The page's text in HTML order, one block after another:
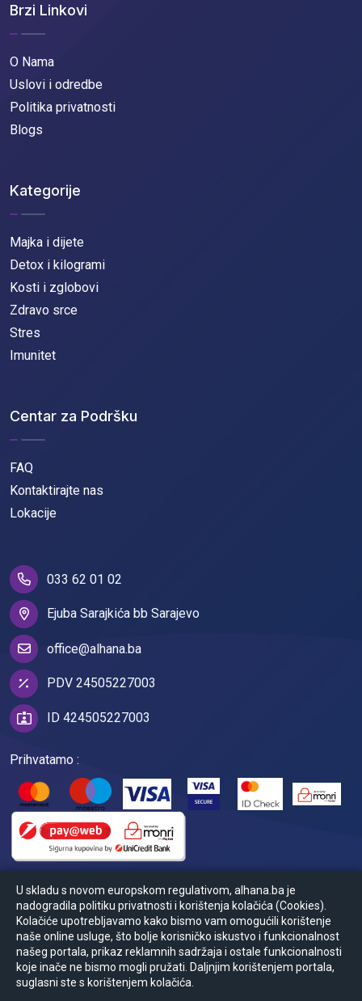
Brzi Linkovi
O Nama
Uslovi i odredbe
Politika privatnosti
Blogs
Kategorije
Majka i dijete
Detox i kilogrami
Kosti i zglobovi
Zdravo srce
Stres
Imunitet
Centar za Podršku
FAQ
Kontaktirajte nas
Lokacije
033 62 01 02
Ejuba Sarajkića bb Sarajevo
office@alhana.ba
PDV 24505227003
ID 424505227003
Prihvatamo :
© Powered by2026 Ansoft
U skladu s novom europskom regulativom, alhana.ba je
nadogradila politiku privatnosti i korištenja kolačića (Cookies).
Kolačiće upotrebljavamo kako bismo vam omogućili korištenje
naše online usluge, što bolje korisničko iskustvo i funkcionalnost
našeg portala, prikaz reklamnih sadržaja i ostale funkcionalnosti
koje inače ne bismo mogli pružati. Daljnjim korištenjem portala,
suglasni ste s korištenjem kolačića.